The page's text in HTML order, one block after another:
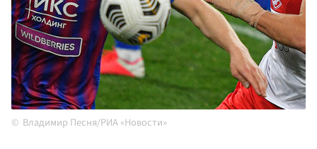
Владимир Песня/РИА «Новости»